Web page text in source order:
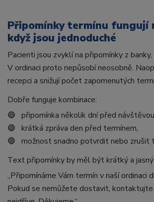
Připomínky termínu fungují
když jsou jednoduché
Pacienti jsou zvyklí na připomínky z
V ordinaci proto nepůsobí neosobně.
recepci a snižují počet zapomenutých
Dobře funguje kombinace:
🔵 připomínka několik dní před
🔵 krátká zpráva den před termínem,
🔵 možnost snadno potvrdit nebo zrušit
Text připomínky by měl být krátký a jasný:
„Připomínáme Vám termín v naší ordinaci
Pokud se nemůžete dostavit, kontaktujte